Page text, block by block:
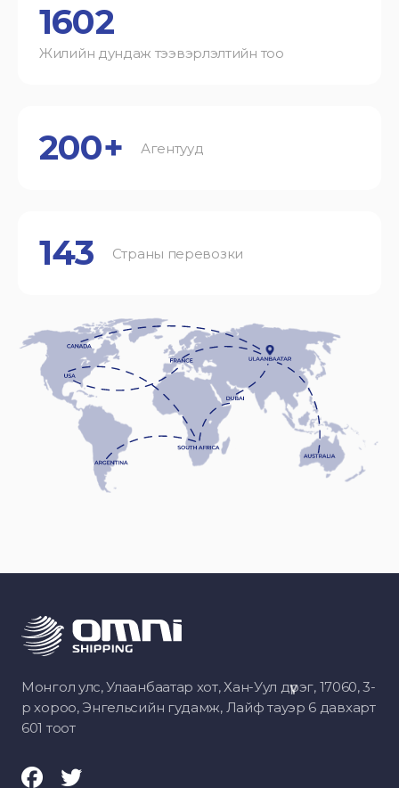
1602
Жилийн дундаж тээвэрлэлтийн тоо
200+ Агентууд
143 Страны перевозки
Монгол улс, Улаанбаатар хот, Хан-Уул дүүрэг, 17060, 3-
р хороо, Энгельсийн гудамж, Лайф тауэр 6 давхарт
601 тоот